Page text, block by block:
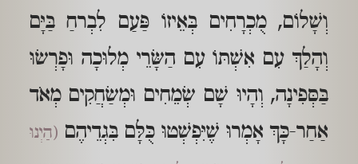
וְשָׁלוֹם, מֻכְרָחִים בְּאֵיזוֹ פַּעַם לִבְרחַ בַּיָּם
וְהָלַךְ עִם אִשְׁתּוֹ עִם הַשָּׂרֵי מְלוּכָה וּפָרְשׂוּ
בַּסְּפִינָה, וְהָיוּ שָׁם שְׂמֵחִים וּמְשַׂחֲקִים מְאֹד
אַחַר-כָּךְ אָמְרוּ שֶׁיִּפְשְׁטוּ כֻּלָּם בִּגְדֵיהֶם (הַיְנוּ